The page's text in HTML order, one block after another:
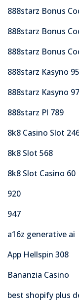
888starz Bonus
888starz Bonus
888starz Bonus
888starz Kasyno
888starz Kasyno
888starz Pl 789
8k8 Casino Slot
8k8 Slot 568
8k8 Slot Casino 60
920
947
a16z generative ai
App Hellspin 308
Bananzia Casino
best shopify plus